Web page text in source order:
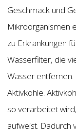
Geschmack und
Mikroorganismen
zu Erkrankungen
Wasserfilter, die
Wasser
Aktivkohle.
so verarbeitet
aufweist. Dadurch